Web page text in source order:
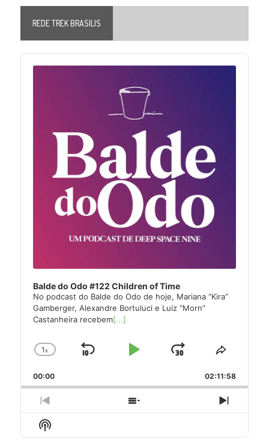
REDE TREK BRASILIS
Audio
Player
Balde do Odo #122 Children of Time
No podcast do Balde do Odo de hoje, Mariana “Kira”
Gamberger, Alexandre Bortuluci e Luiz “Morn”
Castanheira recebem[...]
Change
Rate
1x
Skip
Play
Jump
Forward
Share
Episode
00:00 02:11:58
Previous
Episode
Show
Next
Show
Podcast